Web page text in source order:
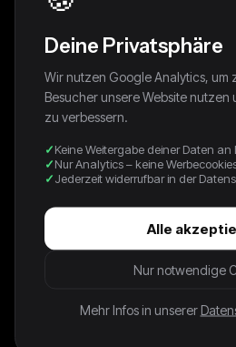
Montbell Rainjacket (M)
114,90 €
Deine Privatsphäre
Wir nutzen Google Analytics, um
Besucher unsere Website nutzen
zu verbessern.
Keine Weitergabe deiner Daten an
Nur Analytics – keine
Jederzeit widerrufbar in der
Alle
Nur notwendige
Mehr Infos in unserer